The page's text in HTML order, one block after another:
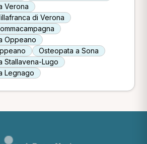
Verona
di Verona
Oppeano
Osteopata a Sona
Stallavena-Lugo
Legnago